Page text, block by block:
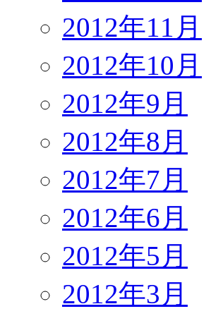
2012年11月
2012年10月
2012年9月
2012年8月
2012年7月
2012年6月
2012年5月
2012年3月